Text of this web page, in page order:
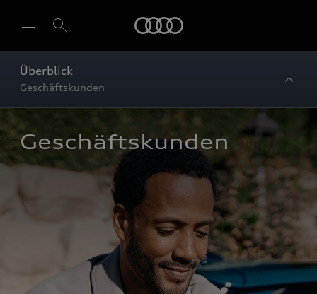
Überblick
Geschäftskunden
Geschäftskunden